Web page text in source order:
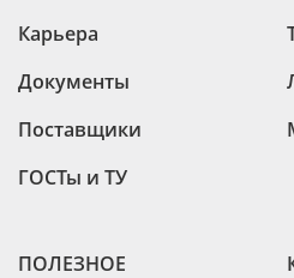
Карьера
Документы
Поставщики
ГОСТы и ТУ
ПОЛЕЗНОЕ